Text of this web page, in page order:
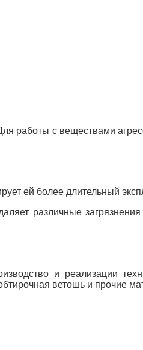
работы с веществами
ей более длительный
различные
и реализации
ветошь и прочие